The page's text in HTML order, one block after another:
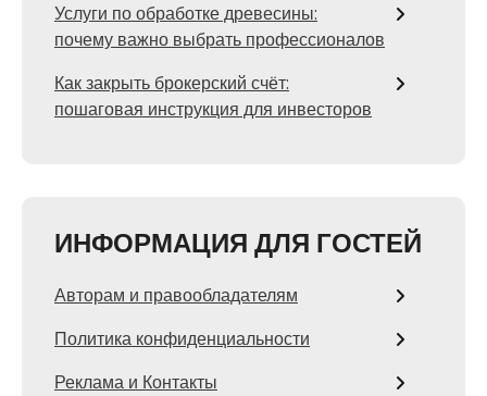
Услуги по обработке древесины:
почему важно выбрать профессионалов
Как закрыть брокерский счёт:
пошаговая инструкция для инвесторов
ИНФОРМАЦИЯ ДЛЯ ГОСТЕЙ
Авторам и правообладателям
Политика конфиденциальности
Реклама и Контакты